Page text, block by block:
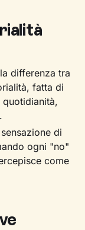
differenza tra
fatta di
di
ogni "no"
come